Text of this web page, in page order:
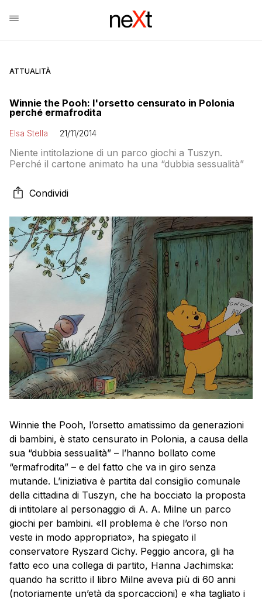
ATTUALITÀ
Winnie the Pooh: l'orsetto censurato in Polonia
perché ermafrodita
Elsa Stella 21/11/2014
Niente intitolazione di un parco giochi a Tuszyn.
Perché il cartone animato ha una “dubbia sessualità”
Condividi
Winnie the Pooh, l’orsetto amatissimo da generazioni
di bambini, è stato censurato in Polonia, a causa della
sua “dubbia sessualità” – l’hanno bollato come
“ermafrodita” – e del fatto che va in giro senza
mutande. L’iniziativa è partita dal consiglio comunale
della cittadina di Tuszyn, che ha bocciato la proposta
di intitolare al personaggio di A. A. Milne un parco
giochi per bambini. «Il problema è che l’orso non
veste in modo appropriato», ha spiegato il
conservatore Ryszard Cichy. Peggio ancora, gli ha
fatto eco una collega di partito, Hanna Jachimska:
quando ha scritto il libro Milne aveva più di 60 anni
(notoriamente un’età da sporcaccioni) e «ha tagliato i